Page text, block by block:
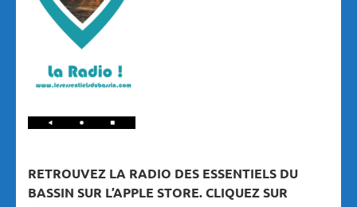
RETROUVEZ LA RADIO DES ESSENTIELS DU
BASSIN SUR L’APPLE STORE. CLIQUEZ SUR